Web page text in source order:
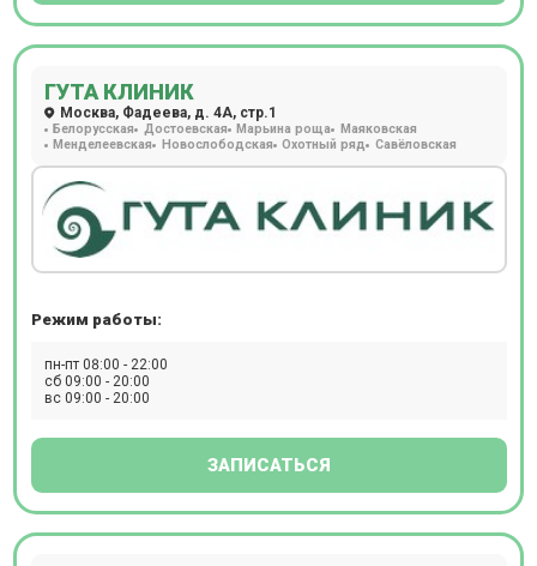
обследовать пациентов с массой тела до 120 кг. В центре
можно пройти МР исследование с контрастом.
Расположен в 5 минутах от станции м. Комсомольская.
Прием происходит по предварительной записи.
ГУТА КЛИНИК
Москва, Фадеева, д. 4А, стр.1
Белорусская Достоевская Марьина роща Маяковская
Менделеевская Новослободская Охотный ряд Савёловская
Режим работы:
пн-пт 08:00 - 22:00
сб 09:00 - 20:00
вс 09:00 - 20:00
ЗАПИСАТЬСЯ